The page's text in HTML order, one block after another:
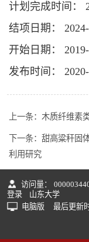
计划完成时间：
结项日期：
开始日期：
发布时间：
上一条： 木质纤维素
下一条： 甜高粱秆固
利用研究
访问量：
登录
山东大学
电脑版
最后更新